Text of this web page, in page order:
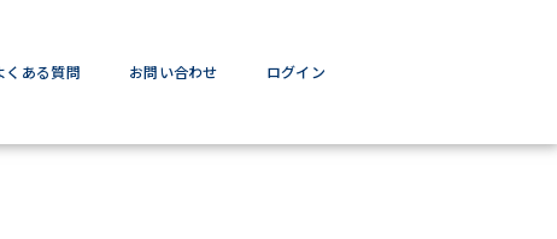
くある質問 お問い合わせ ログイン